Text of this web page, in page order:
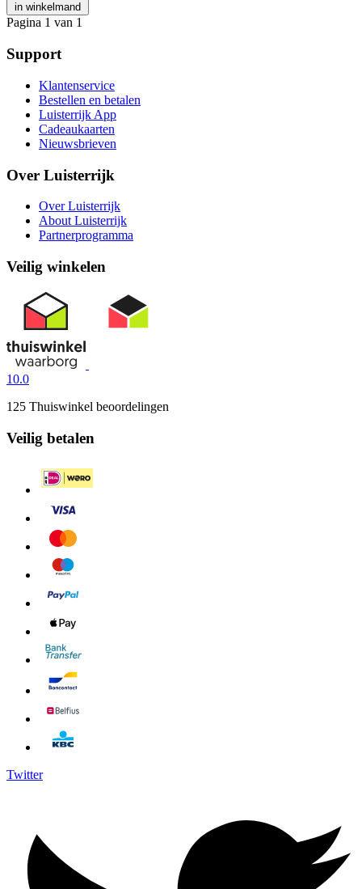
in winkelmand
Pagina 1 van 1
Support
Klantenservice
Bestellen en betalen
Luisterrijk App
Cadeaukaarten
Nieuwsbrieven
Over Luisterrijk
Over Luisterrijk
About Luisterrijk
Partnerprogramma
Veilig winkelen
10.0
125 Thuiswinkel beoordelingen
Veilig betalen
Twitter